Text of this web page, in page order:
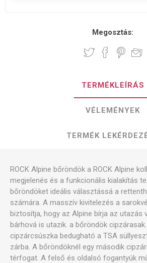
Megosztás:
TERMÉKLEÍRÁS
VÉLEMÉNYEK
TERMÉK
ROCK Alpine bőröndök a ROCK Alpine
megjelenés és a funkcionális kialakítás
bőröndöket ideális választássá a
számára. A masszív kivitelezés a
biztosítja, hogy az Alpine bírja az utazás
bárhová is utazik. a bőröndök
cipzárcsúszka bedugható a TSA
zárba. A bőröndöknél egy második
térfogat. A felső és oldalsó fogantyúk